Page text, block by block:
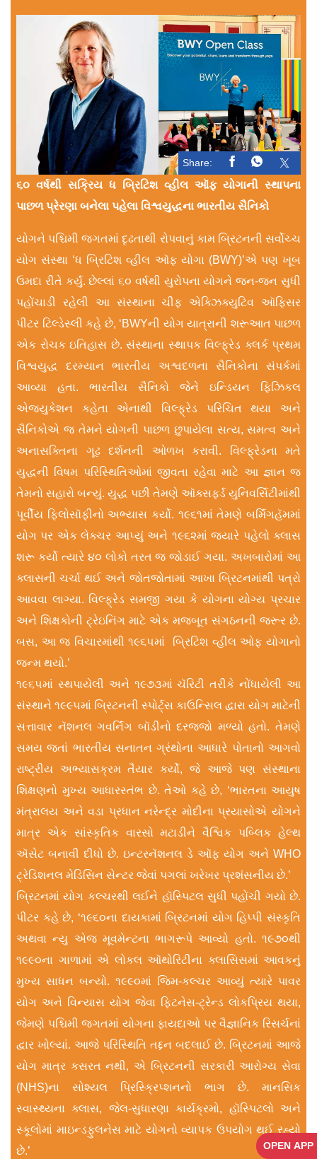
OPEN APP
Share:
૬૦ વર્ષથી સક્રિય ધ બ્રિટિશ વ્હીલ ઑફ યોગાની સ્થાપના
પાછળ પ્રેરણા બનેલા પહેલા વિશ્વયુદ્ધના ભારતીય સૈનિકો
યોગને પશ્ચિમી જગતમાં દૃઢતાથી રોપવાનું કામ બ્રિટનની સર્વોચ્ચ
યોગ સંસ્થા ‘ધ બ્રિટિશ વ્હીલ ઑફ યોગા (BWY)’એ પણ ખૂબ
ઉમદા રીતે કર્યું. છેલ્લાં ૬૦ વર્ષથી યુરોપના યોગને જન-જન સુધી
પહોંચાડી રહેલી આ સંસ્થાના ચીફ એક્ઝિક્યુટિવ ઑફિસર
પીટર ટિલ્ડેસ્લી કહે છે, ‘BWYની યોગ યાત્રાની શરૂઆત પાછળ
એક રોચક ઇતિહાસ છે. સંસ્થાના સ્થાપક વિલ્ફ્રેડ ક્લર્ક પ્રથમ
વિશ્વયુદ્ધ દરમ્યાન ભારતીય અશ્વદળના સૈનિકોના સંપર્કમાં
આવ્યા હતા. ભારતીય સૈનિકો જેને ઇન્ડિયન ફિઝિકલ
એજ્યુકેશન કહેતા એનાથી વિલ્ફ્રેડ પરિચિત થયા અને
સૈનિકોએ જ તેમને યોગની પાછળ છુપાયેલા સત્ય, સમત્વ અને
અનાસક્તિના ગૂઢ દર્શનની ઓળખ કરાવી. વિલ્ફ્રેડના મતે
યુદ્ધની વિષમ પરિસ્થિતિઓમાં જીવતા રહેવા માટે આ જ્ઞાન જ
તેમનો સહારો બન્યું. યુદ્ધ પછી તેમણે ઑક્સફર્ડ યુનિવર્સિટીમાંથી
પૂર્વીય ફિલોસૉફીનો અભ્યાસ કર્યો. ૧૯૬૧માં તેમણે બર્મિંગહૅમમાં
યોગ પર એક લેક્ચર આપ્યું અને ૧૯૬૨માં જ્યારે પહેલો ક્લાસ
શરૂ કર્યો ત્યારે ૪૦ લોકો તરત જ જોડાઈ ગયા. અખબારોમાં આ
ક્લાસની ચર્ચા થઈ અને જોતજોતામાં આખા બ્રિટનમાંથી પત્રો
આવવા લાગ્યા. વિલ્ફ્રેડ સમજી ગયા કે યોગના યોગ્ય પ્રચાર
અને શિક્ષકોની ટ્રેઇનિંગ માટે એક મજબૂત સંગઠનની જરૂર છે.
બસ, આ જ વિચારમાંથી ૧૯૬૫માં બ્રિટિશ વ્હીલ ઓફ યોગાનો
જન્મ થયો.’
૧૯૬૫માં સ્થપાયેલી અને ૧૯૭૩માં ચૅરિટી તરીકે નોંધાયેલી આ
સંસ્થાને ૧૯૯૫માં બ્રિટનની સ્પોર્ટ્સ કાઉન્સિલ દ્વારા યોગ માટેની
સત્તાવાર નૅશનલ ગવર્નિંગ બૉડીનો દરજ્જો મળ્યો હતો. તેમણે
સમય જતાં ભારતીય સનાતન ગ્રંથોના આધારે પોતાનો આગવો
રાષ્ટ્રીય અભ્યાસક્રમ તૈયાર કર્યો, જે આજે પણ સંસ્થાના
શિક્ષણનો મુખ્ય આધારસ્તંભ છે. તેઓ કહે છે, ‘ભારતના આયુષ
મંત્રાલય અને વડા પ્રધાન નરેન્દ્ર મોદીના પ્રયાસોએ યોગને
માત્ર એક સાંસ્કૃતિક વારસો મટાડીને વૈશ્વિક પબ્લિક હેલ્થ
ઍસેટ બનાવી દીધો છે. ઇન્ટરનૅશનલ ડે ઑફ યોગ અને WHO
ટ્રેડિશનલ મેડિસિન સેન્ટર જેવાં પગલાં ખરેખર પ્રશંસનીય છે.’
બ્રિટનમાં યોગ કલ્ચરથી લઈને હૉસ્પિટલ સુધી પહોંચી ગયો છે.
પીટર કહે છે, ‘૧૯૬૦ના દાયકામાં બ્રિટનમાં યોગ હિપ્પી સંસ્કૃતિ
અથવા ન્યુ એજ મૂવમેન્ટના ભાગરૂપે આવ્યો હતો. ૧૯૭૦થી
૧૯૯૦ના ગાળામાં એ લોકલ ઑથોરિટીના ક્લાસિસમાં આવકનું
મુખ્ય સાધન બન્યો. ૧૯૯૦માં જિમ-કલ્ચર આવ્યું ત્યારે પાવર
યોગ અને વિન્યાસ યોગ જેવા ફિટનેસ-ટ્રેન્ડ લોકપ્રિય થયા,
જેમણે પશ્ચિમી જગતમાં યોગના ફાયદાઓ પર વૈજ્ઞાનિક રિસર્ચનાં
દ્વાર ખોલ્યાં. આજે પરિસ્થિતિ તદ્દન બદલાઈ છે. બ્રિટનમાં આજે
યોગ માત્ર કસરત નથી, એ બ્રિટનની સરકારી આરોગ્ય સેવા
(NHS)ના સોશ્યલ પ્રિસ્ક્રિપ્શનનો ભાગ છે. માનસિક
સ્વાસ્થ્યના ક્લાસ, જેલ-સુધારણા કાર્યક્રમો, હૉસ્પિટલો અને
સ્કૂલોમાં માઇન્ડફુલનેસ માટે યોગનો વ્યાપક ઉપયોગ થઈ રહ્યો
છે.’